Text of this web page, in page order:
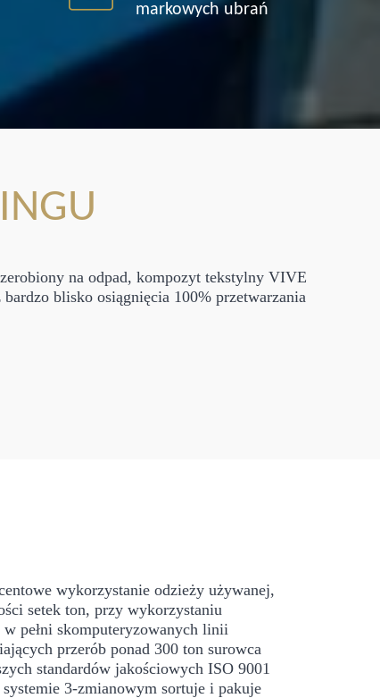
markowych ubrań
na odpad, kompozyt tekstylny VIVE
blisko osiągnięcia 100% przetwarzania
wykorzystanie odzieży używanej,
setek ton, przy wykorzystaniu
pełni skomputeryzowanych linii
przerób ponad 300 ton surowca
standardów jakościowych ISO 9001
3-zmianowym sortuje i pakuje